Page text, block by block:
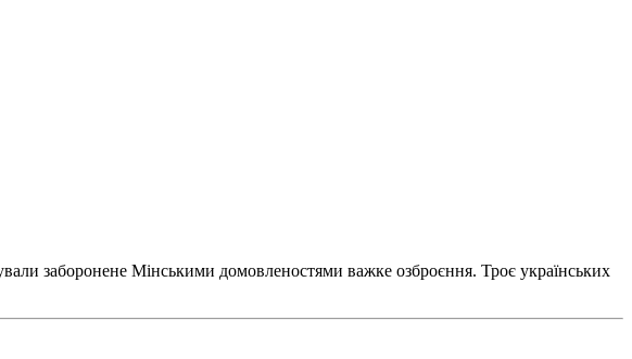
заборонене Мінськими домовленостями важке озброєння. Троє українських